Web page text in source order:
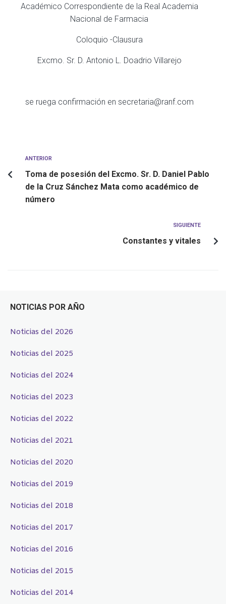
Académico Correspondiente de la Real Academia
Nacional de Farmacia
Coloquio -Clausura
Excmo. Sr. D. Antonio L. Doadrio Villarejo
se ruega confirmación en secretaria@ranf.com
ANTERIOR
Toma de posesión del Excmo. Sr. D. Daniel Pablo
de la Cruz Sánchez Mata como académico de
número
SIGUIENTE
Constantes y vitales
NOTICIAS POR AÑO
Noticias del 2026
Noticias del 2025
Noticias del 2024
Noticias del 2023
Noticias del 2022
Noticias del 2021
Noticias del 2020
Noticias del 2019
Noticias del 2018
Noticias del 2017
Noticias del 2016
Noticias del 2015
Noticias del 2014